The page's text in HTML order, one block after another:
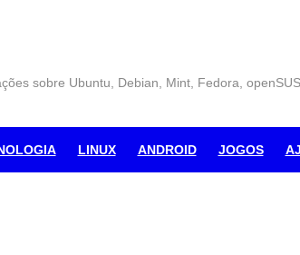
sobre Ubuntu, Debian, Mint, Fedora,
LINUX ANDROID JOGOS